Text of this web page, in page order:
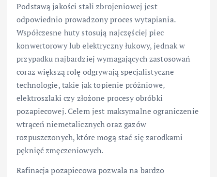
Podstawą jakości stali zbrojeniowej jest
odpowiednio prowadzony proces wytapiania.
Współczesne huty stosują najczęściej piec
konwertorowy lub elektryczny łukowy, jednak w
przypadku najbardziej wymagających zastosowań
coraz większą rolę odgrywają specjalistyczne
technologie, takie jak topienie próżniowe,
elektroszlaki czy złożone procesy obróbki
pozapiecowej. Celem jest maksymalne ograniczenie
wtrąceń niemetalicznych oraz gazów
rozpuszczonych, które mogą stać się zarodkami
pęknięć zmęczeniowych.
Rafinacja pozapiecowa pozwala na bardzo